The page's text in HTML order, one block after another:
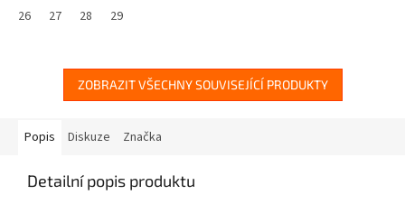
26
27 28 29
ZOBRAZIT VŠECHNY SOUVISEJÍCÍ PRODUKTY
Popis Diskuze Značka
Detailní popis produktu